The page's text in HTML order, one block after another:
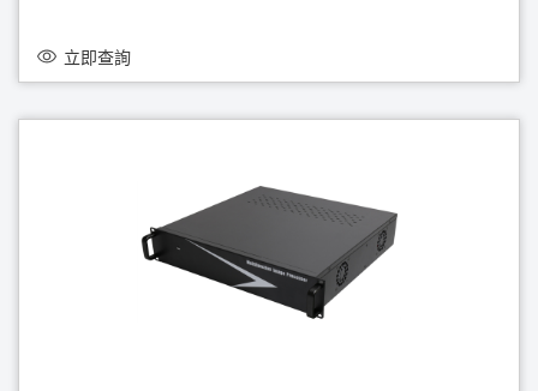
參考價由 HKD 1,750起，歡迎查詢
立即查詢